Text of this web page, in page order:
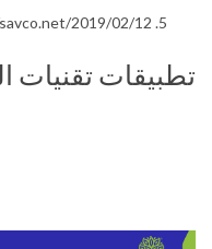
2019/02/12
تطبيقات تقنيات